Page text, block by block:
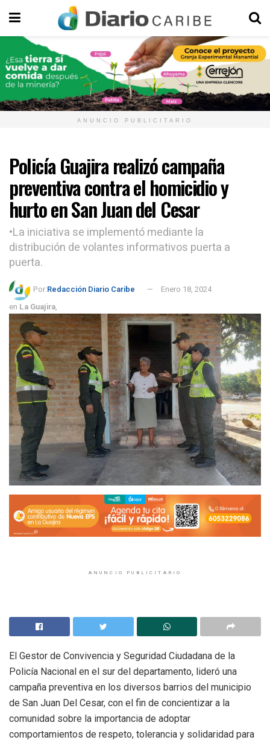
ANUNCIO PUBLICITARIO
Policía Guajira realizó campaña
preventiva contra el homicidio y
hurto en San Juan del Cesar
•La iniciativa se implementó mediante la
distribución de volantes informativos puerta a
puerta.
Por:Redacción Diario Caribe
Enero 18, 2024
en La Guajira,
ANUNCIO PUBLICITARIO
El Gestor de Convivencia y Seguridad Ciudadana de la
Policía Nacional en el sur del departamento, lideró una
campaña preventiva en los diversos barrios del municipio
de San Juan Del Cesar, con el fin de concientizar a la
comunidad sobre la importancia de adoptar
comportamientos de respeto, tolerancia y solidaridad para